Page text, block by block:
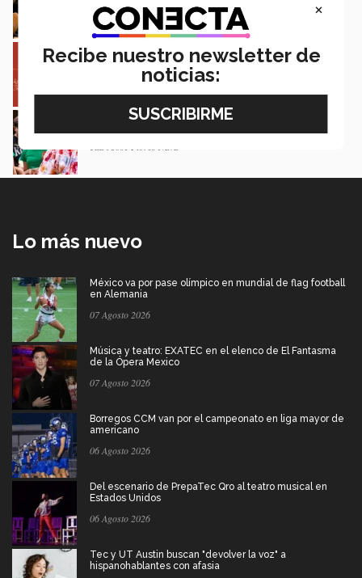
Loretta Mariaud y Carlos González
Entre miles: mexicana gana beca de maestría
Erasmus Mundus LIVE
Natalia Croda
Estudiantes de 5 campus Tec impulsan
Lo más nuevo
México va por pase olímpico en mundial de flag football
en Alemania
07 Agosto 2026
Música y teatro: EXATEC en el elenco de El Fantasma
de la Ópera Mexico
07 Agosto 2026
Borregos CCM van por el campeonato en liga mayor de
americano
06 Agosto 2026
Del escenario de PrepaTec Qro al teatro musical en
Estados Unidos
06 Agosto 2026
Tec y UT Austin buscan "devolver la voz" a
hispanohablantes con afasia
×
Recibe nuestro newsletter de
noticias: